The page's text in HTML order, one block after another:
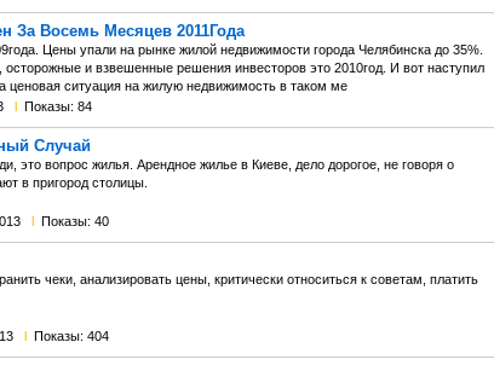
За Восемь Месяцев 2011Года
Цены упали на рынке жилой недвижимости города Челябинска до 35%.
и взвешенные решения инвесторов это 2010год. И вот наступил
ценовая ситуация на жилую недвижимость в таком ме
l Показы: 84
Случай
это вопрос жилья. Арендное жилье в Киеве, дело дорогое, не говоря о
в пригород столицы.
l Показы: 40
чеки, анализировать цены, критически относиться к советам, платить
l Показы: 404